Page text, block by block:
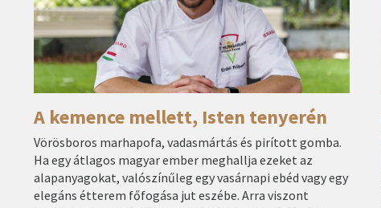
A kemence mellett, Isten tenyerén
Vörösboros marhapofa, vadasmártás és pirított gomba.
Ha egy átlagos magyar ember meghallja ezeket az
alapanyagokat, valószínűleg egy vasárnapi ebéd vagy egy
elegáns étterem főfogása jut eszébe. Arra viszont